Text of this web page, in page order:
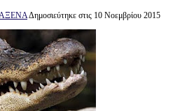
Δημοσιεύτηκε στις 10 Νοεμβρίου 2015